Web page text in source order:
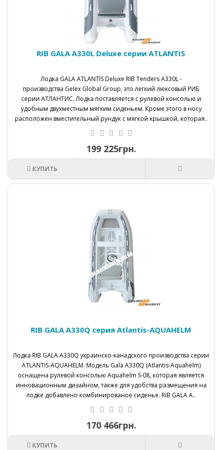
RIB GALA A330L Deluxe серии ATLANTIS
Лодка GALA ATLANTIS Deluxe RIB Tenders A330L -
производства Gelex Global Group, это легкий люксовый РИБ
серии АТЛАНТИС. Лодка поставляется с рулевой консолью и
удобным двухместным мягким сиденьем. Кроме этого в носу
расположен вместительный рундук с мягкой крышкой, которая..
199 225грн.
КУПИТЬ
RIB GALA A330Q серия Atlantis-AQUAHELM
Лодка RIB GALA А330Q украинско-канадского производства серии
ATLANTIS-AQUAHELM. Модель Gala A330Q (Atlantis-Aquahelm)
оснащена рулевой консолью Aquahelm S-08, которая является
инновационным дизайном, также для удобства размещения на
лодке добавлено комбинированое сиденье. RiB GALA A..
170 466грн.
КУПИТЬ